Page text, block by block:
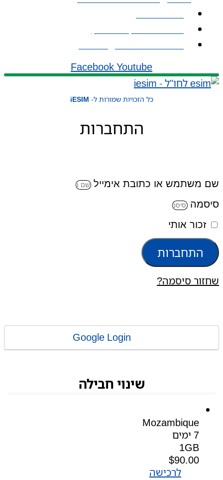
Facebook Youtube
כל הזכויות שמורות ל- iESIM
התחברות
שם משתמש או כתובת אימייל
סיסמה
זכור אותי
התחברות
שחזור סיסמה?
שינוי חבילה
Mozambique
7 ימים
1GB
$90.00
לרכישה